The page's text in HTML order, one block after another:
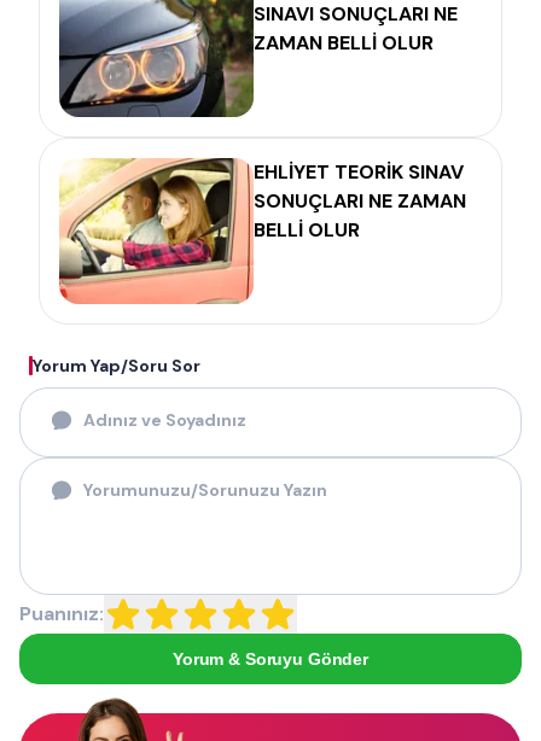
SINAVI SONUÇLARI NE
ZAMAN BELLİ OLUR
EHLİYET TEORİK SINAV
SONUÇLARI NE ZAMAN
BELLİ OLUR
Yorum Yap/Soru Sor
Puanınız:
Yorum & Soruyu Gönder